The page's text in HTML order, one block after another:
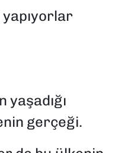
gerçeği.